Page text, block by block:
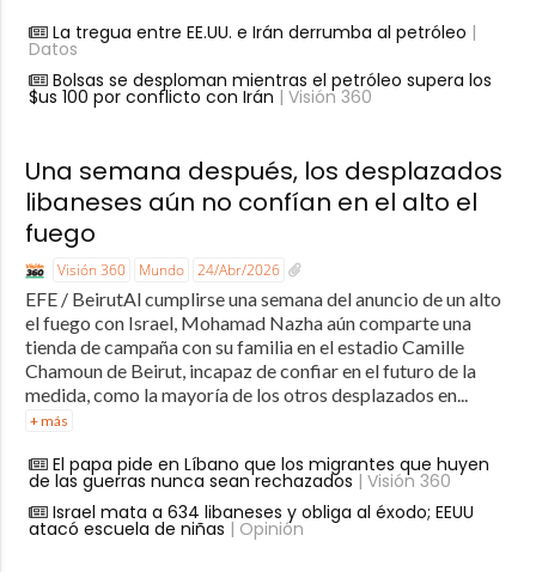
La tregua entre EE.UU. e Irán derrumba al petróleo |
Datos
Bolsas se desploman mientras el petróleo supera los
$us 100 por conflicto con Irán | Visión 360
Una semana después, los desplazados
libaneses aún no confían en el alto el
fuego
Visión 360 Mundo 24/Abr/2026
EFE / BeirutAl cumplirse una semana del anuncio de un alto
el fuego con Israel, Mohamad Nazha aún comparte una
tienda de campaña con su familia en el estadio Camille
Chamoun de Beirut, incapaz de confiar en el futuro de la
medida, como la mayoría de los otros desplazados en...
+ más
El papa pide en Líbano que los migrantes que huyen
de las guerras nunca sean rechazados | Visión 360
Israel mata a 634 libaneses y obliga al éxodo; EEUU
atacó escuela de niñas | Opinión